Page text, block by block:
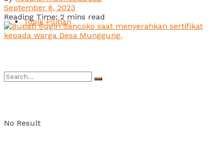
Topik Pilihan
No Result
September 6, 2023
Reading Time: 2 mins read